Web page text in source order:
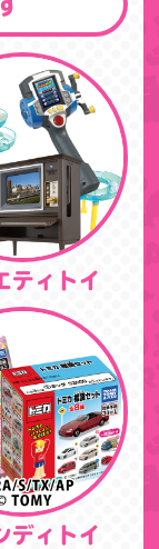
ティトイ
ディトイ